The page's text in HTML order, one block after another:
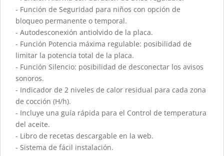
- Función de Seguridad para niños con opción de
bloqueo permanente o temporal.
- Autodesconexión antiolvido de la placa.
- Función Potencia máxima regulable: posibilidad de
limitar la potencia total de la placa.
- Función Silencio: posibilidad de desconectar los avisos
sonoros.
- Indicador de 2 niveles de calor residual para cada zona
de cocción (H/h).
- Incluye una guía rápida para el Control de temperatura
del aceite.
- Libro de recetas descargable en la web.
- Sistema de fácil instalación.